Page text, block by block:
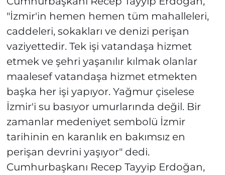
"İzmir'in hemen hemen tüm mahalleleri,
caddeleri, sokakları ve denizi perişan
vaziyettedir. Tek işi vatandaşa hizmet
etmek ve şehri yaşanılır kılmak olanlar
maalesef vatandaşa hizmet etmekten
başka her işi yapıyor. Yağmur çiselese
İzmir'i su basıyor umurlarında değil. Bir
zamanlar medeniyet sembolü İzmir
tarihinin en karanlık en bakımsız en
perişan devrini yaşıyor" dedi.
Cumhurbaşkanı Recep Tayyip Erdoğan,